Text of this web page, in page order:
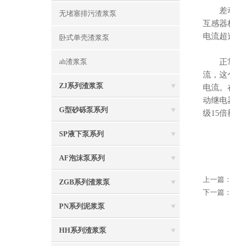
无堵塞排污渣浆泵
卧式单壳渣浆泵
ah渣浆泵
ZJ系列渣浆泵
G型砂砾泵系列
SP液下泵系列
AF泡沫泵系列
ZGB系列渣浆泵
PN系列泥浆泵
HH系列渣浆泵
差动
互感器
电流超
正常
流，这
电流。
动继电
级15倍
上一篇
下一篇